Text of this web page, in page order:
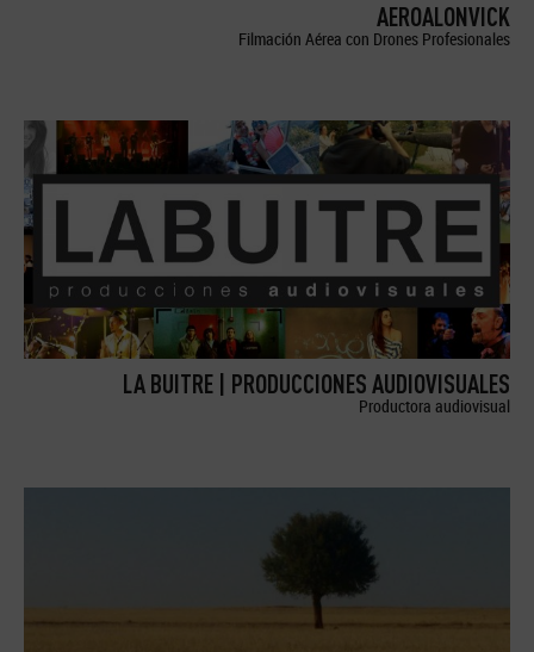
AEROALONVICK
Filmación Aérea con Drones Profesionales
LA BUITRE | PRODUCCIONES AUDIOVISUALES
Productora audiovisual